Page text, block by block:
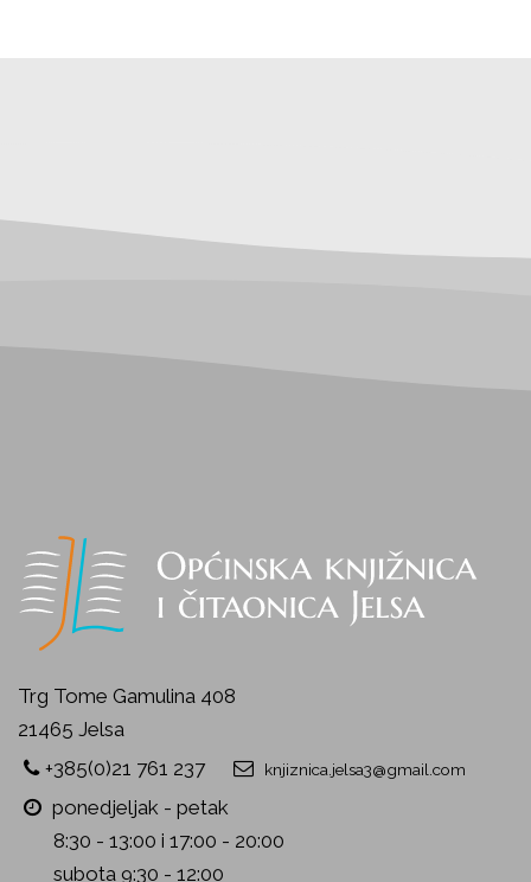
Trg Tome Gamulina 408
21465 Jelsa
+385(0)21 761 237
knjiznica.jelsa3@gmail.com
ponedjeljak - petak
8:30 - 13:00 i 17:00 - 20:00
subota 9:30 - 12:00